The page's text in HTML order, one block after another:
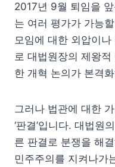
2017년 9월 퇴임을
는 여러 평가가 가능
모임에 대한 외압이
로 대법원장의 제왕
한 개혁 논의가 본격
그러나 법관에 대한
‘판결’입니다. 대법원
른 판결로 분쟁을 해
민주주의를 지켜나가